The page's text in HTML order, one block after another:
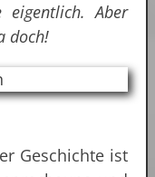
eigentlich. Aber
doch!
Geschichte ist